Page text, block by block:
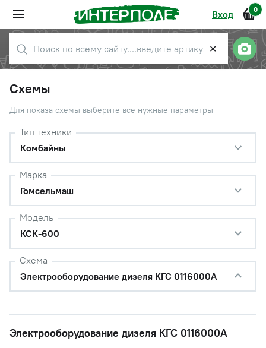
Вход 0
✕
Схемы
Для показа схемы выберите все нужные параметры
Тип техники
Комбайны
Марка
Гомсельмаш
Модель
КСК-600
Схема
Электрооборудование дизеля КГС 0116000А
Электрооборудование дизеля КГС 0116000А